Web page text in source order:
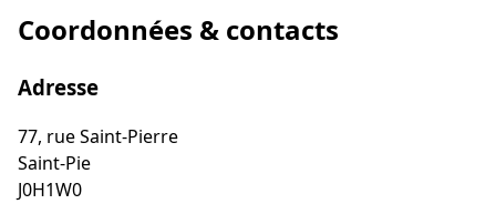
Coordonnées & contacts
Adresse
77, rue Saint-Pierre
Saint-Pie
J0H1W0